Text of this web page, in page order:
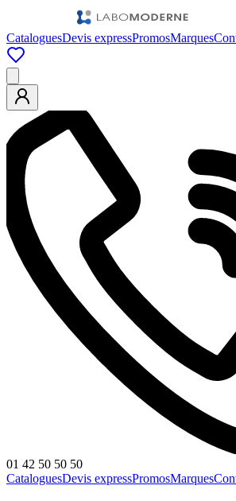
CataloguesDevis expressPromosMarques
01 42 50 50 50
CataloguesDevis expressPromosMarques